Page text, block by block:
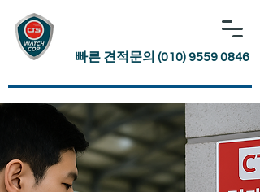
빠른 견적문의 (010) 9559 0846